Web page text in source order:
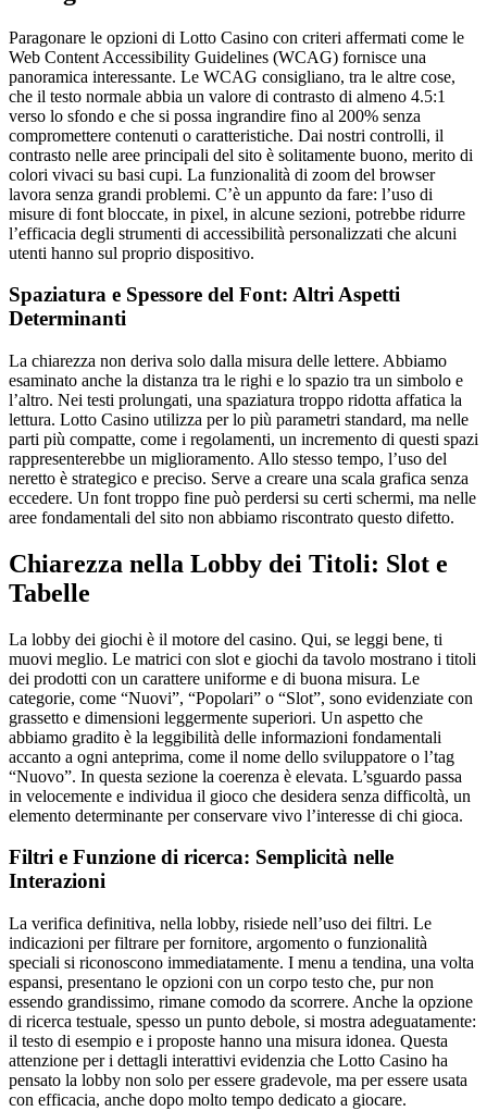
Paragonare le opzioni di Lotto Casino con criteri affermati come le
Web Content Accessibility Guidelines (WCAG) fornisce una
panoramica interessante. Le WCAG consigliano, tra le altre cose,
che il testo normale abbia un valore di contrasto di almeno 4.5:1
verso lo sfondo e che si possa ingrandire fino al 200% senza
compromettere contenuti o caratteristiche. Dai nostri controlli, il
contrasto nelle aree principali del sito è solitamente buono, merito di
colori vivaci su basi cupi. La funzionalità di zoom del browser
lavora senza grandi problemi. C’è un appunto da fare: l’uso di
misure di font bloccate, in pixel, in alcune sezioni, potrebbe ridurre
l’efficacia degli strumenti di accessibilità personalizzati che alcuni
utenti hanno sul proprio dispositivo.
Spaziatura e Spessore del Font: Altri Aspetti
Determinanti
La chiarezza non deriva solo dalla misura delle lettere. Abbiamo
esaminato anche la distanza tra le righi e lo spazio tra un simbolo e
l’altro. Nei testi prolungati, una spaziatura troppo ridotta affatica la
lettura. Lotto Casino utilizza per lo più parametri standard, ma nelle
parti più compatte, come i regolamenti, un incremento di questi spazi
rappresenterebbe un miglioramento. Allo stesso tempo, l’uso del
neretto è strategico e preciso. Serve a creare una scala grafica senza
eccedere. Un font troppo fine può perdersi su certi schermi, ma nelle
aree fondamentali del sito non abbiamo riscontrato questo difetto.
Chiarezza nella Lobby dei Titoli: Slot e
Tabelle
La lobby dei giochi è il motore del casino. Qui, se leggi bene, ti
muovi meglio. Le matrici con slot e giochi da tavolo mostrano i titoli
dei prodotti con un carattere uniforme e di buona misura. Le
categorie, come “Nuovi”, “Popolari” o “Slot”, sono evidenziate con
grassetto e dimensioni leggermente superiori. Un aspetto che
abbiamo gradito è la leggibilità delle informazioni fondamentali
accanto a ogni anteprima, come il nome dello sviluppatore o l’tag
“Nuovo”. In questa sezione la coerenza è elevata. L’sguardo passa
in velocemente e individua il gioco che desidera senza difficoltà, un
elemento determinante per conservare vivo l’interesse di chi gioca.
Filtri e Funzione di ricerca: Semplicità nelle
Interazioni
La verifica definitiva, nella lobby, risiede nell’uso dei filtri. Le
indicazioni per filtrare per fornitore, argomento o funzionalità
speciali si riconoscono immediatamente. I menu a tendina, una volta
espansi, presentano le opzioni con un corpo testo che, pur non
essendo grandissimo, rimane comodo da scorrere. Anche la opzione
di ricerca testuale, spesso un punto debole, si mostra adeguatamente:
il testo di esempio e i proposte hanno una misura idonea. Questa
attenzione per i dettagli interattivi evidenzia che Lotto Casino ha
pensato la lobby non solo per essere gradevole, ma per essere usata
con efficacia, anche dopo molto tempo dedicato a giocare.